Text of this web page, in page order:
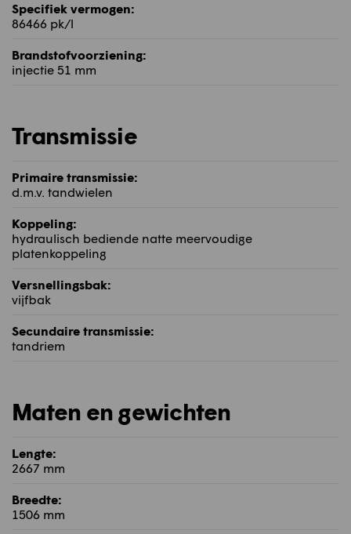
Specifiek vermogen:
86466 pk/l
Brandstofvoorziening:
injectie 51 mm
Transmissie
Primaire transmissie:
d.m.v. tandwielen
Koppeling:
hydraulisch bediende natte meervoudige
platenkoppeling
Versnellingsbak:
vijfbak
Secundaire transmissie:
tandriem
Maten en gewichten
Lengte:
2667 mm
Breedte:
1506 mm